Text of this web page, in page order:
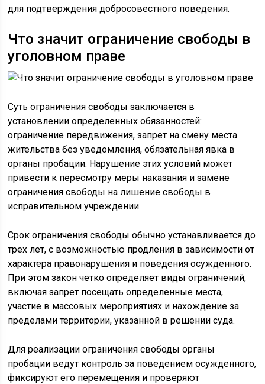
для подтверждения добросовестного поведения.
Что значит ограничение свободы в
уголовном праве
Суть ограничения свободы заключается в
установлении определенных обязанностей:
ограничение передвижения, запрет на смену места
жительства без уведомления, обязательная явка в
органы пробации. Нарушение этих условий может
привести к пересмотру меры наказания и замене
ограничения свободы на лишение свободы в
исправительном учреждении.
Срок ограничения свободы обычно устанавливается до
трех лет, с возможностью продления в зависимости от
характера правонарушения и поведения осужденного.
При этом закон четко определяет виды ограничений,
включая запрет посещать определенные места,
участие в массовых мероприятиях и нахождение за
пределами территории, указанной в решении суда.
Для реализации ограничения свободы органы
пробации ведут контроль за поведением осужденного,
фиксируют его перемещения и проверяют